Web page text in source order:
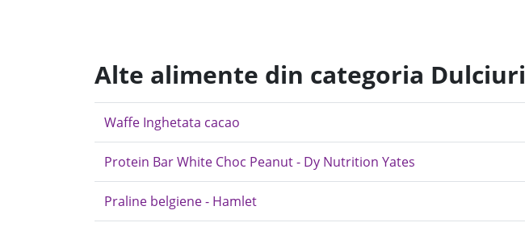
Alte alimente din categoria Dulciuri
Waffe Inghetata cacao
Protein Bar White Choc Peanut - Dy Nutrition Yates
Praline belgiene - Hamlet